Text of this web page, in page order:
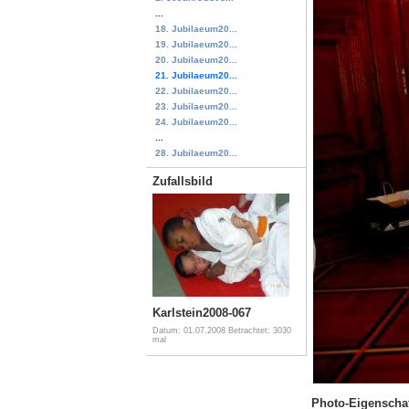
18. Jubilaeum20...
19. Jubilaeum20...
20. Jubilaeum20...
21. Jubilaeum20...
22. Jubilaeum20...
23. Jubilaeum20...
24. Jubilaeum20...
28. Jubilaeum20...
Zufallsbild
Karlstein2008-067
Datum: 01.07.2008 Betrachtet: 3030
mal
Photo-